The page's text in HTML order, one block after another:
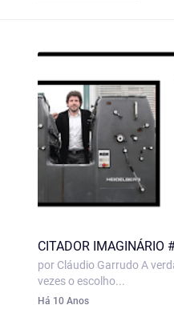
CITADOR IMAGINÁRIO
por Cláudio Garrudo A
vezes o escolho...
Há 10 Anos